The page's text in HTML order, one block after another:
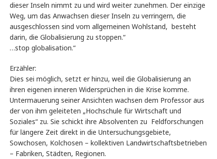
dieser Inseln nimmt zu und wird weiter zunehmen. Der einzige
Weg, um das Anwachsen dieser Inseln zu verringern, die
ausgeschlossen sind vom allgemeinen Wohlstand, besteht
darin, die Globalisierung zu stoppen.“
…stop globalisation.“
Erzähler:
Dies sei möglich, setzt er hinzu, weil die Globalisierung an
ihren eigenen inneren Widersprüchen in die Krise komme.
Untermauerung seiner Ansichten wachsen dem Professor aus
der von ihm geleiteten „Hochschule für Wirtschaft und
Soziales“ zu. Sie schickt ihre Absolventen zu Feldforschungen
für längere Zeit direkt in die Untersuchungsgebiete,
Sowchosen, Kolchosen – kollektiven Landwirtschaftsbetrieben
– Fabriken, Städten, Regionen.